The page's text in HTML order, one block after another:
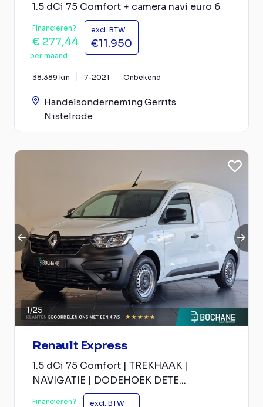
1.5 dCi 75 Comfort + camera navi euro 6
Financieren?
€ 277,44
per maand
excl. BTW
€11.950
38.389 km 7-2021 Onbekend
Handelsonderneming Gerrits
Nistelrode
1/25
Renault Express
1.5 dCi 75 Comfort | TREKHAAK |
NAVIGATIE | DODEHOEK DETE...
Financieren? excl. BTW